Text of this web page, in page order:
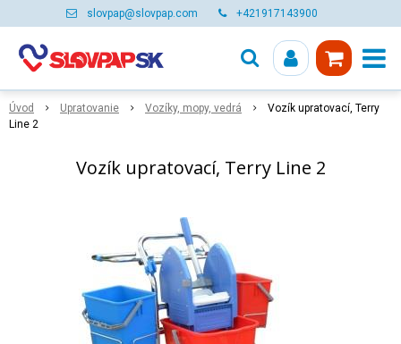
slovpap@slovpap.com +421917143900
Úvod Upratovanie Vozíky, mopy, vedrá
Vozík upratovací, Terry
Line 2
Vozík upratovací, Terry Line 2